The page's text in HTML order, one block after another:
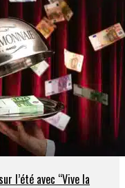
l’été avec “Vive la